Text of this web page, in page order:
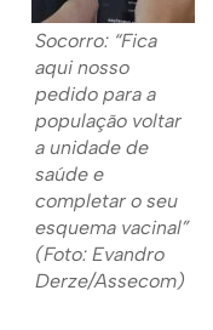
Socorro: “Fica
aqui nosso
pedido para a
população voltar
a unidade de
saúde e
completar o seu
esquema vacinal”
(Foto: Evandro
Derze/Assecom)